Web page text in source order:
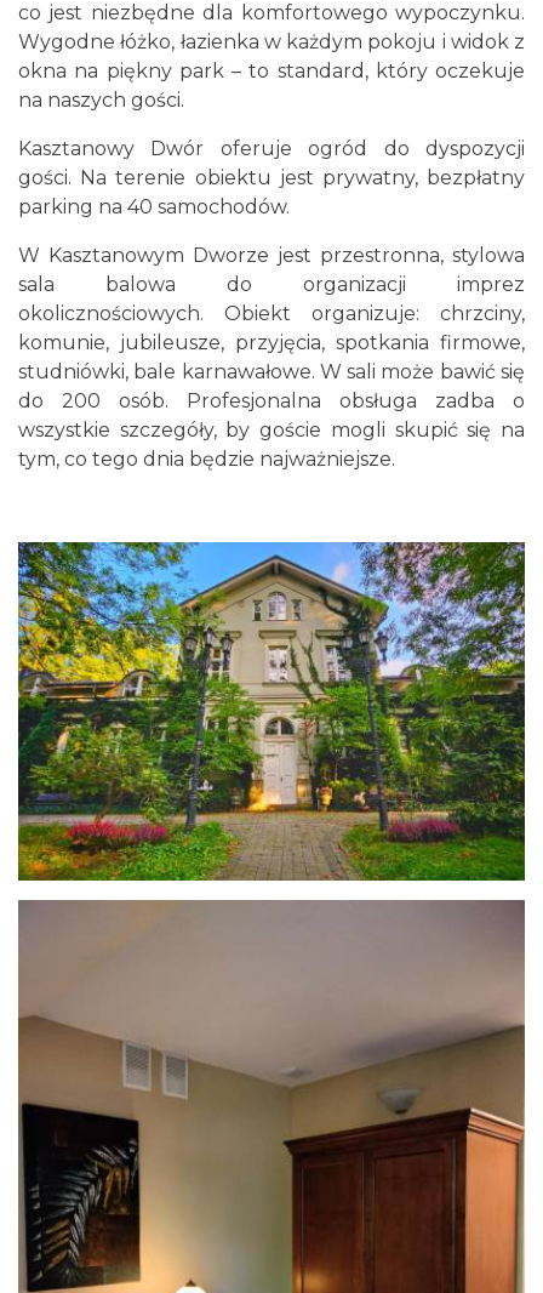
co jest niezbędne dla komfortowego wypoczynku.
Wygodne łóżko, łazienka w każdym pokoju i widok z
okna na piękny park – to standard, który oczekuje
na naszych gości.
Kasztanowy Dwór oferuje ogród do dyspozycji
gości. Na terenie obiektu jest prywatny, bezpłatny
parking na 40 samochodów.
W Kasztanowym Dworze jest przestronna, stylowa
sala balowa do organizacji imprez
okolicznościowych. Obiekt organizuje: chrzciny,
komunie, jubileusze, przyjęcia, spotkania firmowe,
studniówki, bale karnawałowe. W sali może bawić się
do 200 osób. Profesjonalna obsługa zadba o
wszystkie szczegóły, by goście mogli skupić się na
tym, co tego dnia będzie najważniejsze.